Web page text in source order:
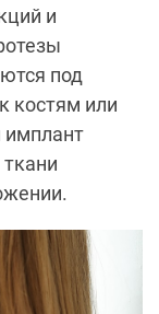
и
под
костям или
имплант